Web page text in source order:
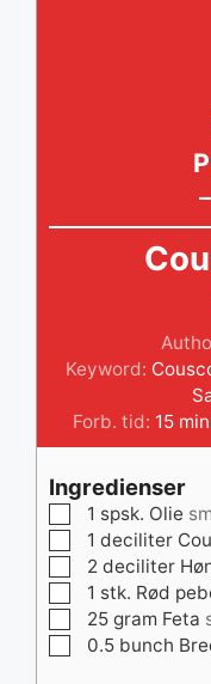
–
Keyword:
Forb. tid: 15
Ingredienser
▢1 spsk. Olie
▢1 deciliter
▢
2 deciliter
▢1 stk. Rød
▢
25 gram Feta
▢
0.5 bunch